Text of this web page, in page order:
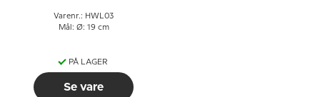
Varenr.: HWL03
Mål: Ø: 19 cm
PÅ LAGER
Se vare